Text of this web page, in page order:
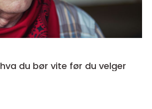
Høreapparat hva du bør vite før du velger